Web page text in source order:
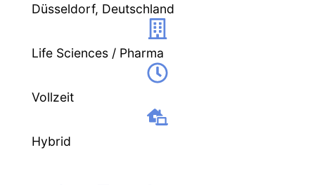
Düsseldorf, Deutschland
Life Sciences / Pharma
Vollzeit
Hybrid